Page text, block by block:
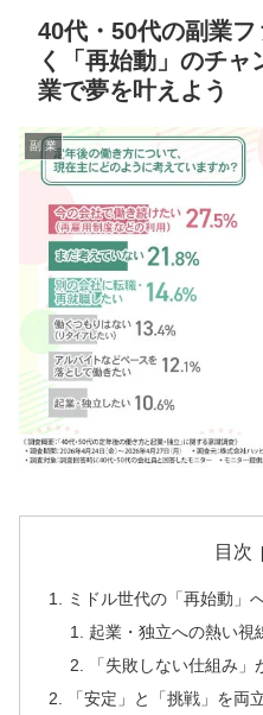
40代・50代の副業
く「再始動」のチャ
業で夢を叶えよう
副 業
目次
ミドル世代の「再始動」
起業・独立への熱い視
「失敗しない仕組み
「安定」と「挑戦」を両